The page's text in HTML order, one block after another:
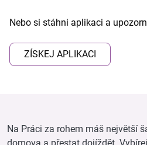
Nebo si stáhni aplikaci a
ZÍSKEJ APLIKACI
Na Práci za rohem máš největší
domova a přestat dojíždět.